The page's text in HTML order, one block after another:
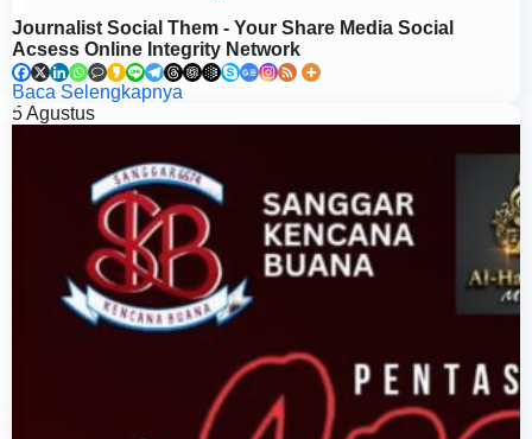
Journalist Social Them - Your Share Media Social
Acsess Online Integrity Network
Baca Selengkapnya
5Agustus